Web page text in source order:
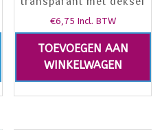
€6,75 Incl. BTW
TOEVOEGEN AAN
WINKELWAGEN